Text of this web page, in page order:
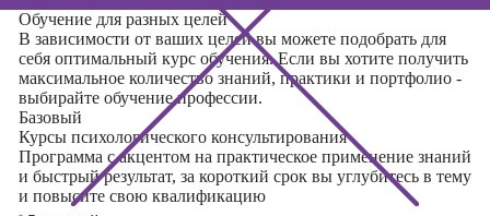
Обучение для разных целей
В зависимости от ваших целей вы можете подобрать для
себя оптимальный курс обучения. Если вы хотите получить
максимальное количество знаний, практики и портфолио -
выбирайте обучение профессии.
Базовый
Курсы психологического консультирования
Программа с акцентом на практическое применение знаний
и быстрый результат, за короткий срок вы углубитесь в тему
и повысите свою квалификацию